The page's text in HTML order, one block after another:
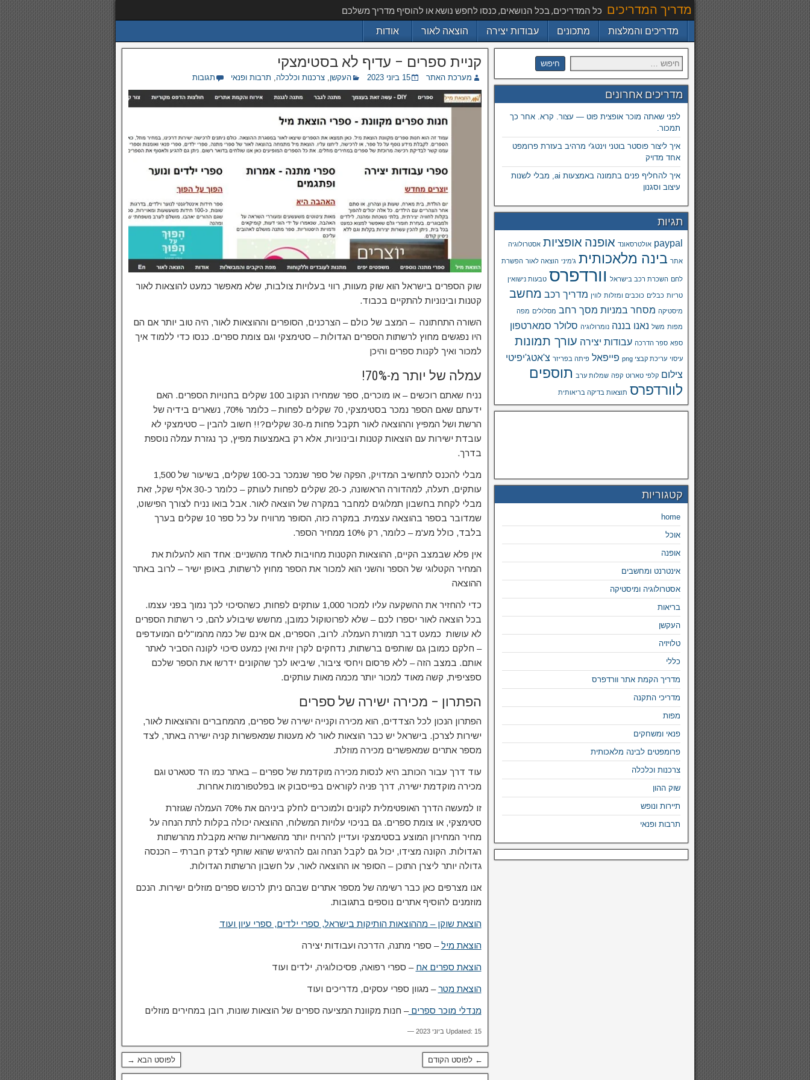
מדריך המדריכים כל המדריכים, בכל הנושאים, כנסו לחפש נושא או להוסיף מדריך משלכם
מדריכים והמלצות מתכונים עבודות יצירה הוצאה לאור אודות
קניית ספרים – עדיף לא בסטימצקי
מערכת האתר 15 ביוני 2023 העקשן,צרכנות וכלכלה, תרבות ופנאי תגובות
שוק הספרים בישראל הוא שוק מעוות, רווי בעלויות צולבות, שלא מאפשר כמעט להוצאות לאור
קטנות ובינוניות להתקיים בכבוד.
השורה התחתונה – המצב של כולם – הצרכנים, הסופרים וההוצאות לאור, היה טוב יותר אם הם
היו נפגשים מחוץ לרשתות הספרים הגדולות – סטימצקי וגם צומת ספרים. כנסו כדי ללמוד איך
למכור ואיך לקנות ספרים והיכן
עמלה של יותר מ-70%!
נניח שאתם רוכשים – או מוכרים, ספר שמחירו הנקוב 100 שקלים בחנויות הספרים. האם
ידעתם שאם הספר נמכר בסטימצקי, 70 שקלים לפחות – כלומר 70%, נשארים בידיה של
הרשת ושל המפיץ וההוצאה לאור תקבל פחות מ-30 שקלים?!! חשוב להבין – סטימצקי לא
עובדת ישירות עם הוצאות קטנות ובינוניות, אלא רק באמצעות מפיץ, כך נגזרת עמלה נוספת
בדרך.
מבלי להכנס לתחשיב המדויק, הפקה של ספר שנמכר בכ-100 שקלים, בשיעור של 1,500
עותקים, תעלה, למהדורה הראשונה, כ-20 שקלים לפחות לעותק – כלומר כ-30 אלף שקל, זאת
מבלי לקחת בחשבון תמלוגים למחבר במקרה של הוצאה לאור. אבל בואו נניח לצורך הפישוט,
שמדובר בספר בהוצאה עצמית. במקרה כזה, הסופר מרוויח על כל ספר 10 שקלים בערך
בלבד, כולל מע'מ – כלומר, רק 10% ממחיר הספר.
אין פלא שבמצב הקיים, ההוצאות הקטנות מחויבות לאחד מהשניים: אחד הוא להעלות את
המחיר הקטלוגי של הספר והשני הוא למכור את הספר מחוץ לרשתות, באופן ישיר – לרוב באתר
ההוצאה
כדי להחזיר את ההשקעה עליו למכור 1,000 עותקים לפחות, כשהסיכוי לכך נמוך בפני עצמו.
בכל הוצאה לאור יספרו לכם – שלא לפרוטוקול כמובן, מחשש שיבולע להם, כי רשתות הספרים
לא עושות כמעט דבר תמורת העמלה. לרוב, הספרים, אם אינם של כמה מהמו"לים המועדפים
– חלקם כמובן גם שותפים ברשתות, נדחקים לקרן זוית ואין כמעט סיכוי לקונה הסביר לאתר
אותם. במצב הזה – ללא פרסום ויחסי ציבור, שיביאו לכך שהקונים ידרשו את הספר שלכם
ספציפית, קשה מאוד למכור יותר מכמה מאות עותקים.
הפתרון – מכירה ישירה של ספרים
הפתרון הנכון לכל הצדדים, הוא מכירה וקנייה ישירה של ספרים, מהמחברים וההוצאות לאור,
ישירות לצרכן. בישראל יש כבר הוצאות לאור לא מעטות שמאפשרות קניה ישירה באתר, לצד
מספר אתרים שמאפשרים מכירה מוזלת.
עוד דרך עבור הכותב היא לנסות מכירה מוקדמת של ספרים – באתר כמו הד סטארט וגם
מכירה מוקדמת ישירה, דרך פניה לקוראים בפייסבוק או בפלטפורמות אחרות.
זו למעשה הדרך האופטימלית לקונים ולמוכרים לחלק ביניהם את 70% העמלה שגוזרת
סטימצקי, או צומת ספרים. גם בניכוי עלויות המשלוח, ההוצאה יכולה בקלות לתת הנחה על
מחיר המחירון המוצע בסטימצקי ועדיין להרויח יותר מהשאריות שהיא מקבלת מהרשתות
הגדולות. הקונה מצידו, יכול גם לקבל הנחה וגם להרגיש שהוא שותף לצדק חברתי – הכנסה
גדולה יותר ליצרן התוכן – הסופר או ההוצאה לאור, על חשבון הרשתות הגדולות.
אנו מצרפים כאן כבר רשימה של מספר אתרים שבהם ניתן לרכוש ספרים מוזלים ישירות. הנכם
מוזמנים להוסיף אתרים נוספים בתגובות.
הוצאת שוקן – מההוצאות הותיקות בישראל, ספרי ילדים, ספרי עיון ועוד
הוצאת מיל– ספרי מתנה, הדרכה ועבודות יצירה
הוצאת ספרים אח – ספרי רפואה, פסיכולוגיה, ילדים ועוד
הוצאת מטר– מגוון ספרי עסקים, מדריכים ועוד
מנדלי מוכר ספרים– חנות מקוונת המציעה ספרים של הוצאות שונות, רובן במחירים מוזלים
Updated: 15 ביוני 2023 —
← לפוסט הקודם לפוסט הבא →
מדריכים אחרונים
לפני שאתה מוכר אופצית פוט — עצור. קרא. אחר כך
תמכור.
איך ליצור פוסטר בוטני וינטג'י מרהיב בעזרת פרומפט
אחד מדויק
איך להחליף פנים בתמונה באמצעות ai, מבלי לשנות
עיצוב וסגנון
תגיות
paypal אולטרסאונד אופנה אופציות אסטרולוגיה
אתר בינה מלאכותית ג'מיני הוצאה לאור הפשרת
לחם השכרת רכב בישראל וורדפרס טבעות נישואין
טריות כבלים כוכבים ומזלות לווין מדריך רכב מחשב
מיסטיקה מסחר במניות מסך רחב מסלולים מפה
מפות משל נאנו בננה נומרולוגיה סלולר סמארטפון
ספא ספר הדרכה עבודות יצירה עורך תמונות
עיסוי עריכת קבצי png פייפאל פיתה בפריזר צ'אטג'יפיטי
צילום קלפי טארוט קפה שמלות ערב תוספים
לוורדפרס תוצאות בדיקה בריאותית
קטגוריות
home
אוכל
אופנה
אינטרנט ומחשבים
אסטרולוגיה ומיסטיקה
בריאות
העקשן
טלויזיה
כללי
מדריך הקמת אתר וורדפרס
מדריכי התקנה
מפות
פנאי ומשחקים
פרומפטים לבינה מלאכותית
צרכנות וכלכלה
שוק ההון
תיירות ונופש
תרבות ופנאי